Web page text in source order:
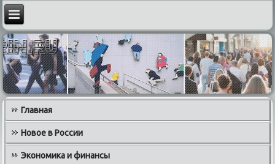
Главная
Новое в России
Экономика и финансы